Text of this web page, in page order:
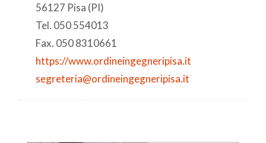
56127 Pisa (PI)
Tel. 050 554013
Fax. 050 8310661
https://www.ordineingegneripisa.it
segreteria@ordineingegneripisa.it